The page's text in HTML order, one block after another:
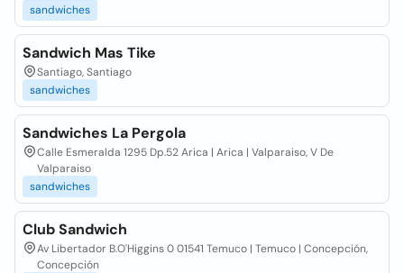
sandwiches
Sandwich Mas Tike
Santiago, Santiago
sandwiches
Sandwiches La Pergola
Calle Esmeralda 1295 Dp.52 Arica | Arica | Valparaiso, V De
Valparaiso
sandwiches
Club Sandwich
Av Libertador B.O'Higgins 0 01541 Temuco | Temuco | Concepción,
Concepción